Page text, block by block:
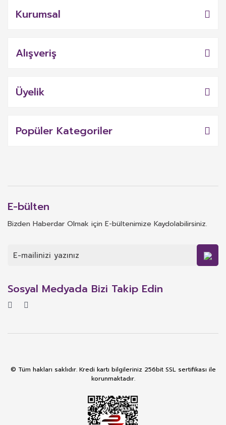
Kurumsal
Alışveriş
Üyelik
Popüler Kategoriler
E-bülten
Bizden Haberdar Olmak için E-bültenimize Kaydolabilirsiniz.
Sosyal Medyada Bizi Takip Edin
© Tüm hakları saklıdır. Kredi kartı bilgileriniz 256bit SSL sertifikası ile
korunmaktadır.